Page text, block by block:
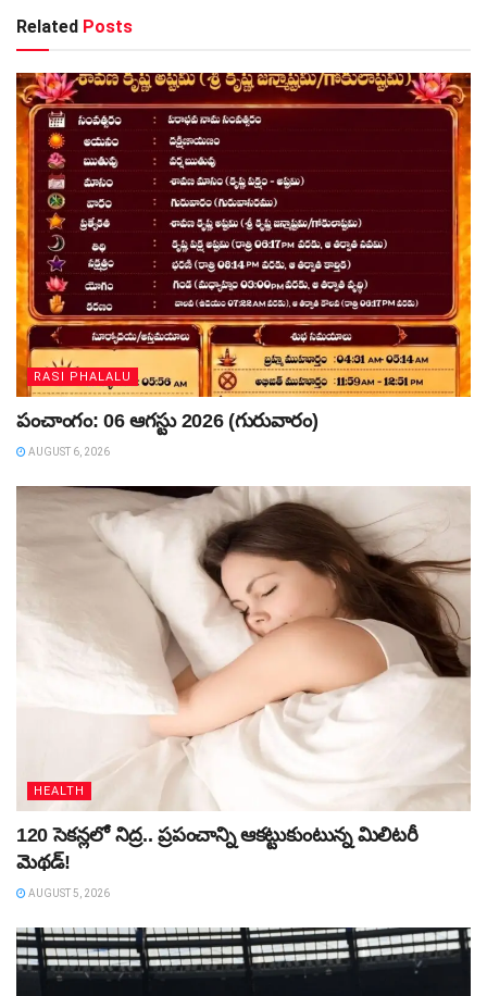
Related Posts
RASI PHALALU
పంచాంగం: 06 ఆగస్టు 2026 (గురువారం)
AUGUST 6, 2026
HEALTH
120 సెకన్లలో నిద్ర.. ప్రపంచాన్ని ఆకట్టుకుంటున్న మిలిటరీ
మెథడ్!
AUGUST 5, 2026